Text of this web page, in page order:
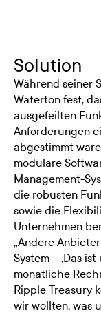
Solution
Während seiner
Waterton fest,
ausgefeilten
Anforderungen
abgestimmt
modulare
Management-
die robusten
sowie die
Unternehmen
„Andere
System – ‚Das
monatliche
Ripple Treasury
wir wollten, was